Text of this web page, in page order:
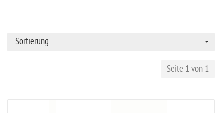
Sortierung
Seite 1 von 1